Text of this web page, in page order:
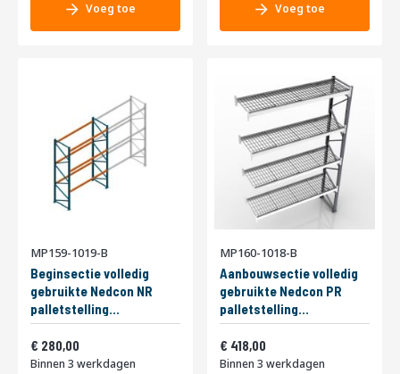
Voeg toe Voeg toe
MP159-1019-B
Beginsectie volledig
gebruikte Nedcon NR
palletstelling
4400x2810x1100mm hxbxd
3niveaus 2400kg/niv
Vanaf
280,00
Binnen 3 werkdagen
MP160-1018-B
Aanbouwsectie volledig
gebruikte Nedcon PR
palletstelling
5750x3600x1100mm
hxbxd 4niveaus
3150kg/niv
Vanaf
418,00
Binnen 3 werkdagen